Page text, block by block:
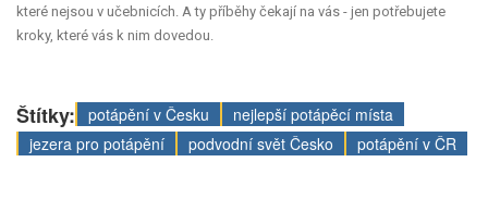
které nejsou v učebnicích. A ty příběhy čekají na vás - jen potřebujete
kroky, které vás k nim dovedou.
Štítky: potápění v Česku
nejlepší potápěcí místa
jezera pro potápění
podvodní svět Česko potápění v ČR